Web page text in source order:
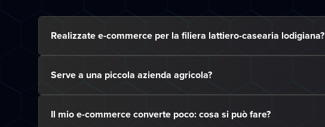
Realizzate e-commerce per la filiera lattiero-casearia lodigiana?
Serve a una piccola azienda agricola?
Il mio e-commerce converte poco: cosa si può fare?